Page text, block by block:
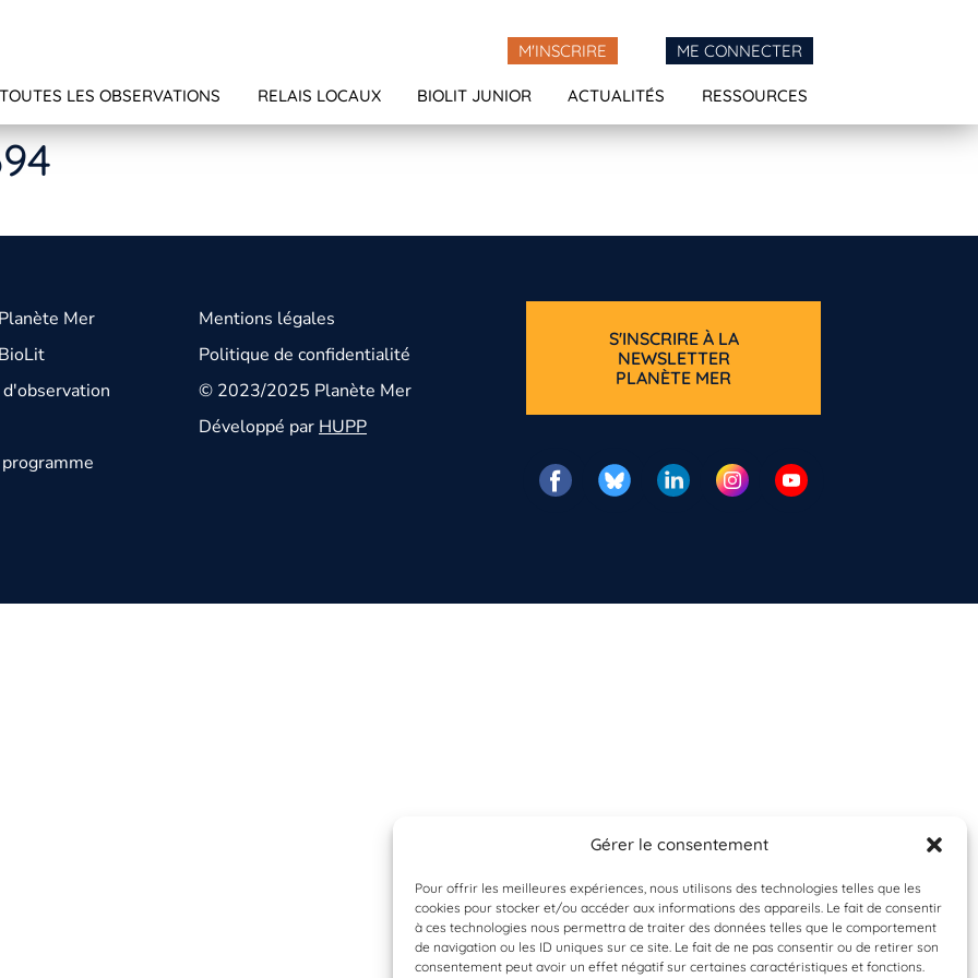
Gérer le consentement
Pour offrir les meilleures expériences, nous utilisons des technologies telles que les
cookies pour stocker et/ou accéder aux informations des appareils. Le fait de consentir
à ces technologies nous permettra de traiter des données telles que le comportement
de navigation ou les ID uniques sur ce site. Le fait de ne pas consentir ou de retirer son
consentement peut avoir un effet négatif sur certaines caractéristiques et fonctions.
M'INSCRIRE ME CONNECTER
TOUTES LES OBSERVATIONS RELAIS LOCAUX BIOLIT JUNIOR ACTUALITÉS RESSOURCES
Mer
Mentions légales
Politique de confidentialité
© 2023/2025 Planète Mer
Développé parHUPP
S'INSCRIRE À LA
NEWSLETTER
PLANÈTE MER